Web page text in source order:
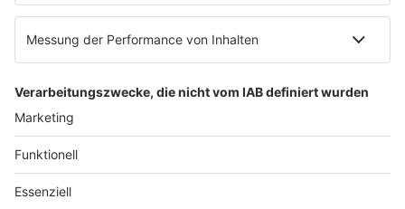
Cookie-Einstellungen